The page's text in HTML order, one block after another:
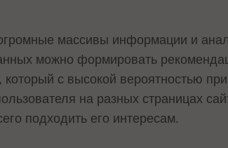
массивы информации и
можно формировать
который с высокой вероятностью
на разных страницах
подходить его интересам.